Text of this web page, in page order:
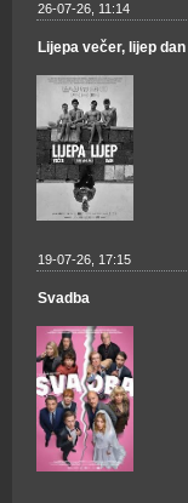
26-07-26, 11:14
Lijepa večer, lijep dan
19-07-26, 17:15
Svadba